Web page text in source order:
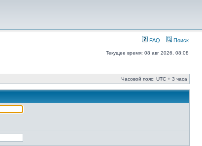
FAQ Поиск
Текущее время: 08 авг 2026, 08:08
Часовой пояс: UTC + 3 часа